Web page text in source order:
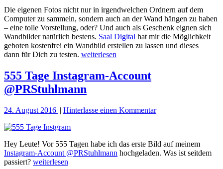
Die eigenen Fotos nicht nur in irgendwelchen Ordnern auf dem
Computer zu sammeln, sondern auch an der Wand hängen zu haben
– eine tolle Vorstellung, oder? Und auch als Geschenk eignen sich
Wandbilder natürlich bestens. Saal Digital hat mir die Möglichkeit
geboten kostenfrei ein Wandbild erstellen zu lassen und dieses
dann für Dich zu testen. weiterlesen
555 Tage Instagram-Account
@PRStuhlmann
24. August 2016 || Hinterlasse einen Kommentar
Hey Leute! Vor 555 Tagen habe ich das erste Bild auf meinem
Instagram-Account @PRStuhlmann hochgeladen. Was ist seitdem
passiert? weiterlesen